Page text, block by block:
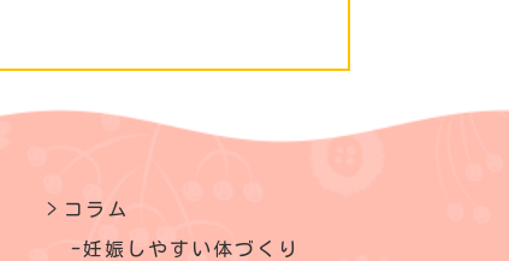
コラム
妊娠しやすい体づくり